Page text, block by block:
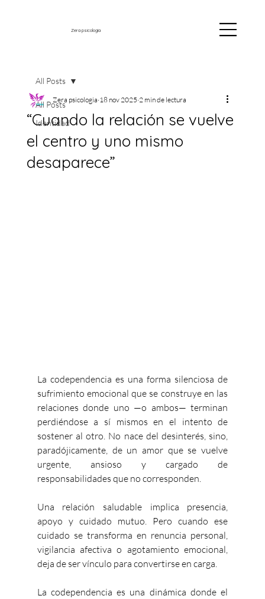
Zera psicología
All Posts
Identidad
All Posts
“Cuando la relación se vuelve
el centro y uno mismo
desaparece”
Zera psicologia 18 nov 2025 2 min de lectura
La codependencia es una forma silenciosa de
sufrimiento emocional que se construye en las
relaciones donde uno —o ambos— terminan
perdiéndose a sí mismos en el intento de
sostener al otro. No nace del desinterés, sino,
paradójicamente, de un amor que se vuelve
urgente, ansioso y cargado de
responsabilidades que no corresponden.
Una relación saludable implica presencia,
apoyo y cuidado mutuo. Pero cuando ese
cuidado se transforma en renuncia personal,
vigilancia afectiva o agotamiento emocional,
deja de ser vínculo para convertirse en carga.
La codependencia es una dinámica donde el